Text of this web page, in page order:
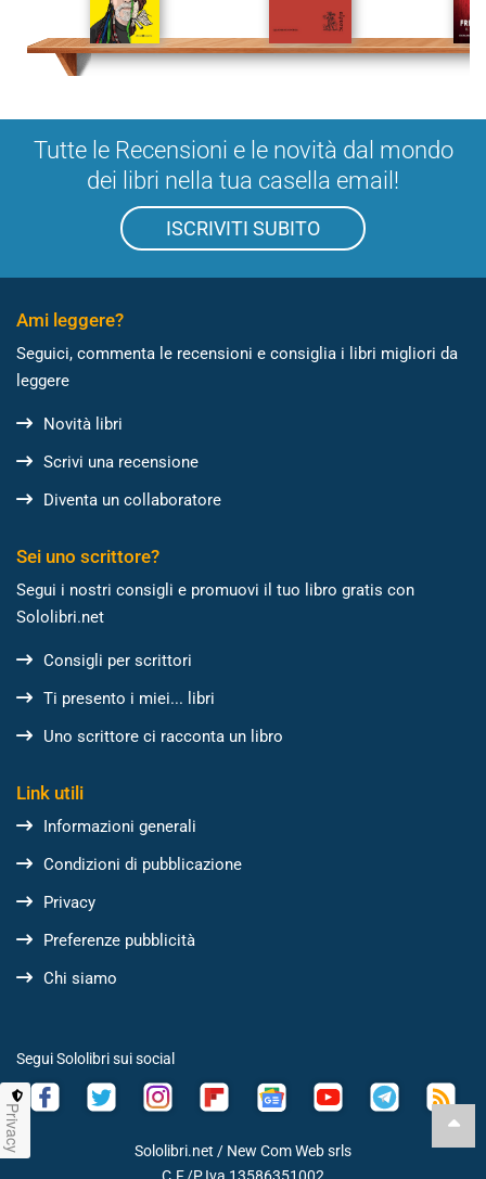
Tutte le Recensioni e le novità dal mondo
dei libri nella tua casella email!
ISCRIVITI SUBITO
Ami leggere?
Seguici, commenta le recensioni e consiglia i libri migliori da
leggere
Novità libri
Scrivi una recensione
Diventa un collaboratore
Sei uno scrittore?
Segui i nostri consigli e promuovi il tuo libro gratis con
Sololibri.net
Consigli per scrittori
Ti presento i miei... libri
Uno scrittore ci racconta un libro
Link utili
Informazioni generali
Condizioni di pubblicazione
Privacy
Preferenze pubblicità
Chi siamo
Segui Sololibri sui social
Sololibri.net / New Com Web srls
Privacy